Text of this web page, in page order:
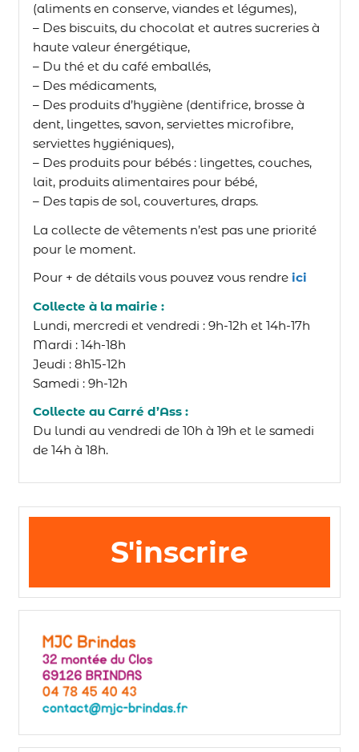
(aliments en conserve, viandes et légumes),
– Des biscuits, du chocolat et autres sucreries à
haute valeur énergétique,
– Du thé et du café emballés,
– Des médicaments,
– Des produits d’hygiène (dentifrice, brosse à
dent, lingettes, savon, serviettes microfibre,
serviettes hygiéniques),
– Des produits pour bébés : lingettes, couches,
lait, produits alimentaires pour bébé,
– Des tapis de sol, couvertures, draps.
La collecte de vêtements n’est pas une priorité
pour le moment.
Pour + de détails vous pouvez vous rendre ici
Collecte à la mairie :
Lundi, mercredi et vendredi : 9h-12h et 14h-17h
Mardi : 14h-18h
Jeudi : 8h15-12h
Samedi : 9h-12h
Collecte au Carré d’Ass :
Du lundi au vendredi de 10h à 19h et le samedi
de 14h à 18h.
S'inscrire